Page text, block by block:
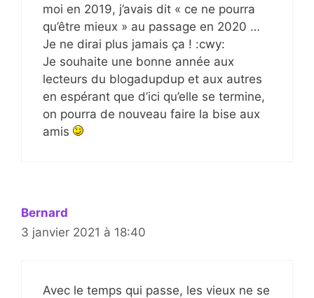
moi en 2019, j’avais dit « ce ne pourra
qu’être mieux » au passage en 2020 …
Je ne dirai plus jamais ça ! :cwy:
Je souhaite une bonne année aux
lecteurs du blogadupdup et aux autres
en espérant que d’ici qu’elle se termine,
on pourra de nouveau faire la bise aux
amis
Bernard
3 janvier 2021 à 18:40
Avec le temps qui passe, les vieux ne se